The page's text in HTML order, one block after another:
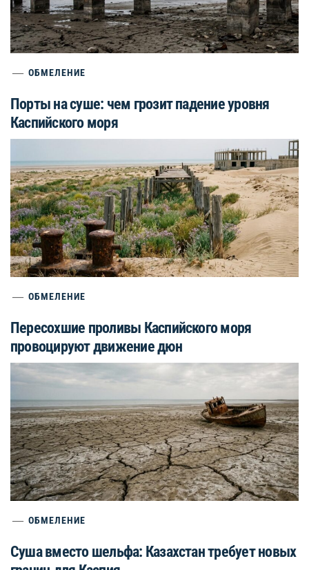
ОБМЕЛЕНИЕ
Порты на суше: чем грозит падение уровня
Каспийского моря
ОБМЕЛЕНИЕ
Пересохшие проливы Каспийского моря
провоцируют движение дюн
ОБМЕЛЕНИЕ
Суша вместо шельфа: Казахстан требует новых